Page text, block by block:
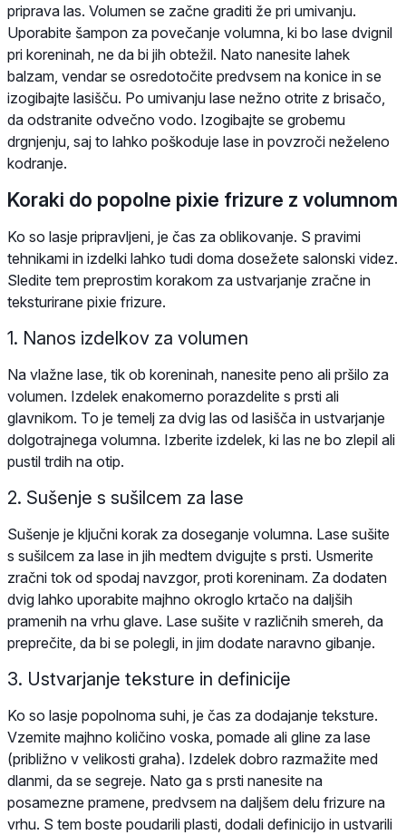
priprava las. Volumen se začne graditi že pri umivanju.
Uporabite šampon za povečanje volumna, ki bo lase dvignil
pri koreninah, ne da bi jih obtežil. Nato nanesite lahek
balzam, vendar se osredotočite predvsem na konice in se
izogibajte lasišču. Po umivanju lase nežno otrite z brisačo,
da odstranite odvečno vodo. Izogibajte se grobemu
drgnjenju, saj to lahko poškoduje lase in povzroči neželeno
kodranje.
Koraki do popolne pixie frizure z volumnom
Ko so lasje pripravljeni, je čas za oblikovanje. S pravimi
tehnikami in izdelki lahko tudi doma dosežete salonski videz.
Sledite tem preprostim korakom za ustvarjanje zračne in
teksturirane pixie frizure.
1. Nanos izdelkov za volumen
Na vlažne lase, tik ob koreninah, nanesite peno ali pršilo za
volumen. Izdelek enakomerno porazdelite s prsti ali
glavnikom. To je temelj za dvig las od lasišča in ustvarjanje
dolgotrajnega volumna. Izberite izdelek, ki las ne bo zlepil ali
pustil trdih na otip.
2. Sušenje s sušilcem za lase
Sušenje je ključni korak za doseganje volumna. Lase sušite
s sušilcem za lase in jih medtem dvigujte s prsti. Usmerite
zračni tok od spodaj navzgor, proti koreninam. Za dodaten
dvig lahko uporabite majhno okroglo krtačo na daljših
pramenih na vrhu glave. Lase sušite v različnih smereh, da
preprečite, da bi se polegli, in jim dodate naravno gibanje.
3. Ustvarjanje teksture in definicije
Ko so lasje popolnoma suhi, je čas za dodajanje teksture.
Vzemite majhno količino voska, pomade ali gline za lase
(približno v velikosti graha). Izdelek dobro razmažite med
dlanmi, da se segreje. Nato ga s prsti nanesite na
posamezne pramene, predvsem na daljšem delu frizure na
vrhu. S tem boste poudarili plasti, dodali definicijo in ustvarili